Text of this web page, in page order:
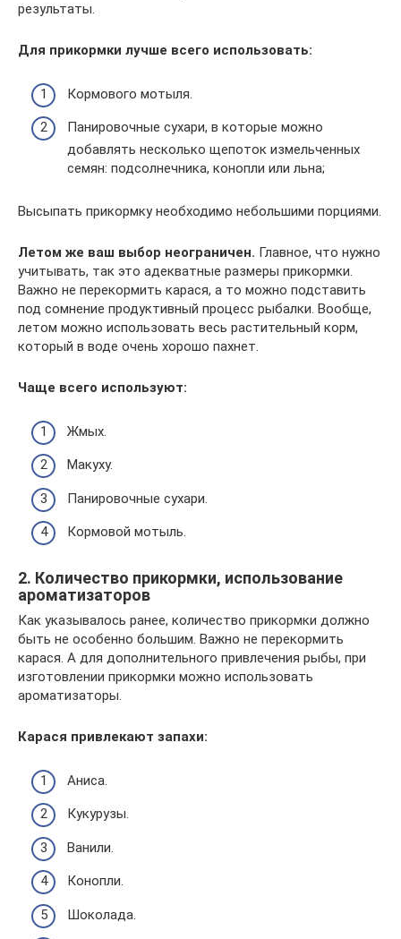
результаты.
Для прикормки лучше всего использовать:
Кормового мотыля.
Панировочные сухари, в которые можно
добавлять несколько щепоток измельченных
семян: подсолнечника, конопли или льна;
Высыпать прикормку необходимо небольшими порциями.
Летом же ваш выбор неограничен. Главное, что нужно
учитывать, так это адекватные размеры прикормки.
Важно не перекормить карася, а то можно подставить
под сомнение продуктивный процесс рыбалки. Вообще,
летом можно использовать весь растительный корм,
который в воде очень хорошо пахнет.
Чаще всего используют:
Жмых.
Макуху.
Панировочные сухари.
Кормовой мотыль.
2. Количество прикормки, использование
ароматизаторов
Как указывалось ранее, количество прикормки должно
быть не особенно большим. Важно не перекормить
карася. А для дополнительного привлечения рыбы, при
изготовлении прикормки можно использовать
ароматизаторы.
Карася привлекают запахи:
Аниса.
Кукурузы.
Ванили.
Конопли.
Шоколада.